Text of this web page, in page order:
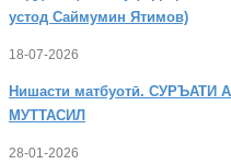
устод Саймумин Ятимов)
18-07-2026
Нишасти матбуотӣ.
МУТТАСИЛ
28-01-2026